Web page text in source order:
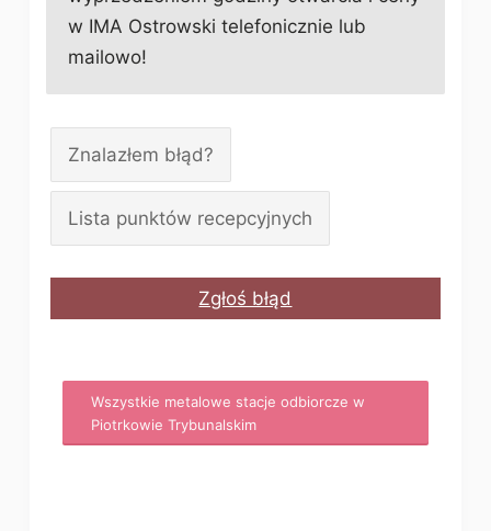
w IMA Ostrowski telefonicznie lub
mailowo!
Znalazłem błąd?
Lista punktów recepcyjnych
Zgłoś błąd
Wszystkie metalowe stacje odbiorcze w
Piotrkowie Trybunalskim